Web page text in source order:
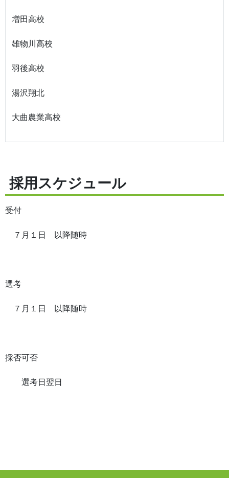
増田高校
雄物川高校
羽後高校
湯沢翔北
大曲農業高校
採用スケジュール
受付
７月１日 以降随時
選考
７月１日 以降随時
採否可否
選考日翌日